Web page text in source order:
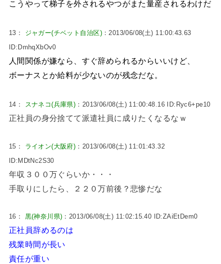
こうやって梯子を外されるやつがまた量産されるわけだ
13： ジャガー(チベット自治区)：2013/06/08(土) 11:00:43.63
ID:DmhqXbOv0
人間関係が嫌なら、すぐ辞められるからいいけど、
ボーナスとか給料が少ないのが残念だな。
14： スナネコ(兵庫県) ：2013/06/08(土) 11:00:48.16 ID:Ryc6+pe10
正社員の身分捨てて派遣社員に成りたくなるなｗ
15： ライオン(大阪府) ：2013/06/08(土) 11:01:43.32
ID:MDtNc2S30
年収３００万ぐらいか・・・
手取りにしたら、２２０万前後？悲惨だな
16： 黒(神奈川県) ：2013/06/08(土) 11:02:15.40 ID:ZAiEtDem0
正社員辞めるのは
残業時間が長い
責任が重い